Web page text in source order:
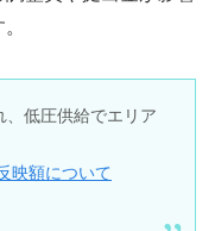
、低圧供給でエリア
映額について